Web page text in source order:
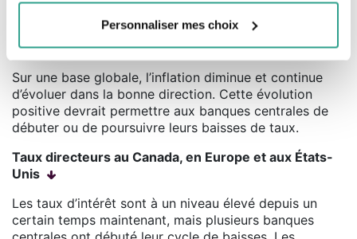
Personnaliser mes choix
contre, le segment des services reste vigoureux.
Taux d’inflation
Sur une base globale, l’inflation diminue et continue
d’évoluer dans la bonne direction. Cette évolution
positive devrait permettre aux banques centrales de
débuter ou de poursuivre leurs baisses de taux.
Taux directeurs au Canada, en Europe et aux États-
Unis
Les taux d’intérêt sont à un niveau élevé depuis un
certain temps maintenant, mais plusieurs banques